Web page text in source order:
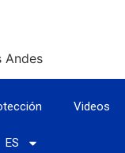
Andes
Videos
ES